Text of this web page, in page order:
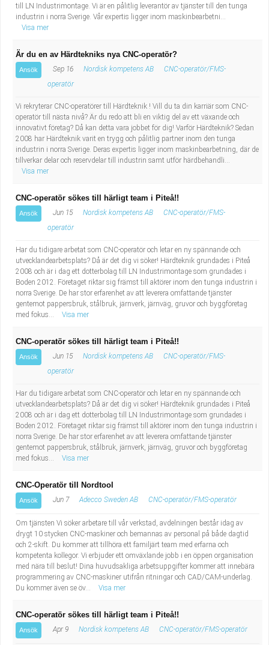
till LN Industrimontage. Vi är en pålitlig leverantör av tjänster till den tunga
industrin i norra Sverige. Vår expertis ligger inom maskinbearbetni...
Visa mer
Är du en av Härdtekniks nya CNC-operatör?
Ansök Sep 16 Nordisk kompetens AB
CNC-operatör/FMS-
operatör
Vi rekryterar CNC-operatörer till Härdteknik ! Vill du ta din karriär som CNC-
operatör till nästa nivå? Är du redo att bli en viktig del av ett växande och
innovativt företag? Då kan detta vara jobbet för dig! Varför Härdteknik? Sedan
2008 har Härdteknik varit en trygg och pålitlig partner inom den tunga
industrin i norra Sverige. Deras expertis ligger inom maskinbearbetning, där de
tillverkar delar och reservdelar till industrin samt utför härdbehandli...
Visa mer
CNC-operatör sökes till härligt team i Piteå!!
Ansök Jun 15 Nordisk kompetens AB
CNC-operatör/FMS-
operatör
Har du tidigare arbetat som CNC-operatör och letar en ny spännande och
utvecklandearbetsplats? Då är det dig vi söker! Härdteknik grundades i Piteå
2008 och är i dag ett dotterbolag till LN Industrimontage som grundades i
Boden 2012. Företaget riktar sig främst till aktörer inom den tunga industrin i
norra Sverige. De har stor erfarenhet av att leverera omfattande tjänster
gentemot pappersbruk, stålbruk, järnverk, järnväg, gruvor och byggföretag
med fokus...
Visa mer
CNC-operatör sökes till härligt team i Piteå!!
Ansök Jun 15 Nordisk kompetens AB
CNC-operatör/FMS-
operatör
Har du tidigare arbetat som CNC-operatör och letar en ny spännande och
utvecklandearbetsplats? Då är det dig vi söker! Härdteknik grundades i Piteå
2008 och är i dag ett dotterbolag till LN Industrimontage som grundades i
Boden 2012. Företaget riktar sig främst till aktörer inom den tunga industrin i
norra Sverige. De har stor erfarenhet av att leverera omfattande tjänster
gentemot pappersbruk, stålbruk, järnverk, järnväg, gruvor och byggföretag
med fokus...
Visa mer
CNC-Operatör till Nordtool
Ansök Jun 7 Adecco Sweden AB CNC-operatör/FMS-operatör
Om tjänsten Vi söker arbetare till vår verkstad, avdelningen består idag av
drygt 10 stycken CNC-maskiner och bemannas av personal på både dagtid
och 2-skift. Du kommer att tillhöra ett familjärt team med erfarna och
kompetenta kollegor. Vi erbjuder ett omväxlande jobb i en öppen organisation
med nära till beslut! Dina huvudsakliga arbetsuppgifter kommer att innebära
programmering av CNC-maskiner utifrån ritningar och CAD/CAM-underlag.
Du kommer även se öv...
Visa mer
CNC-operatör sökes till härligt team i Piteå!!
Ansök Apr 9 Nordisk kompetens AB CNC-operatör/FMS-operatör